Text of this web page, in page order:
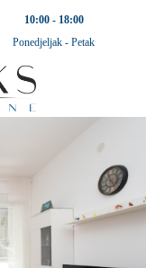
10:00 - 18:00
Ponedjeljak - Petak